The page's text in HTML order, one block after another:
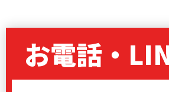
お電話・